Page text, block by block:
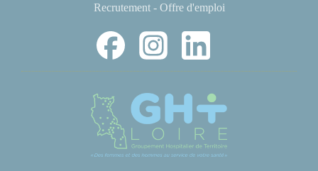
Recrutement - Offre d'emploi